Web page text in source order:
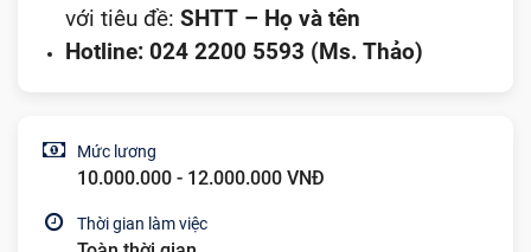
với tiêu đề: SHTT – Họ và tên
Hotline: 024 2200 5593 (Ms. Thảo)
Mức lương
10.000.000 - 12.000.000 VNĐ
Thời gian làm việc